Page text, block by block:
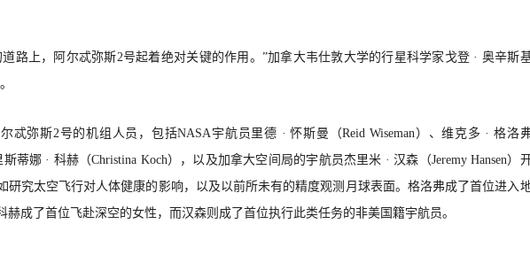
路上，阿尔忒弥斯2号起着绝对关键的作用。”加拿大韦仕敦大学的行星科学家戈登 · 奥辛斯
忒弥斯2号的机组人员，包括NASA宇航员里德 · 怀斯曼（Reid Wiseman）、维克多 · 格洛
斯蒂娜 · 科赫（Christina Koch），以及加拿大空间局的宇航员杰里米 · 汉森（Jeremy Hansen）
研究太空飞行对人体健康的影响，以及以前所未有的精度观测月球表面。格洛弗成了首位进入
赫成了首位飞赴深空的女性，而汉森则成了首位执行此类任务的非美国籍宇航员。